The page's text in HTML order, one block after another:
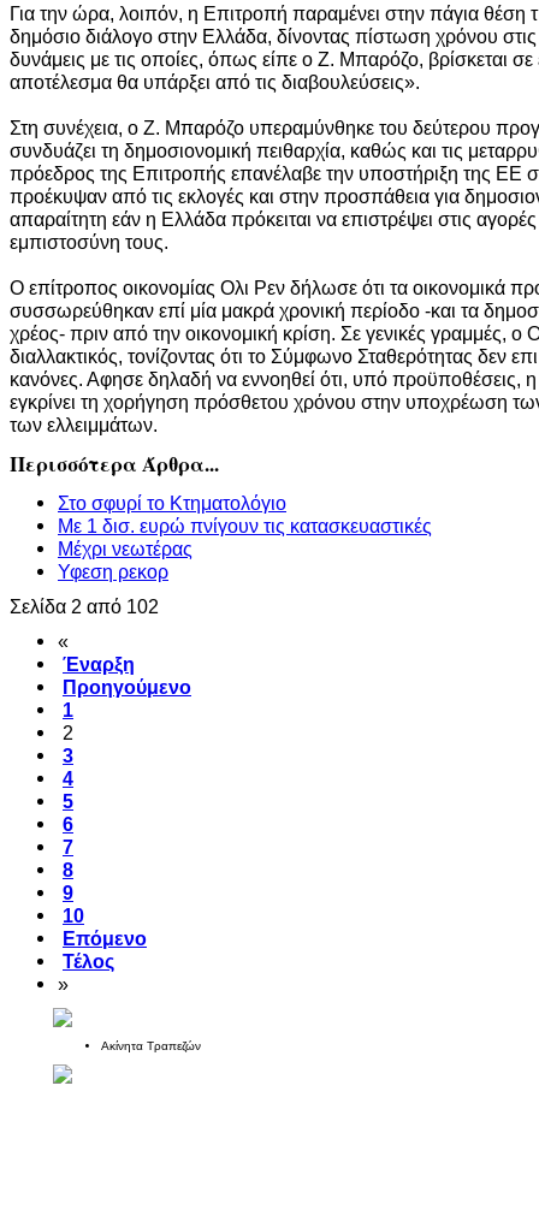
Για την ώρα, λοιπόν, η Επιτροπή παραμένει στην πάγια θέση
δημόσιο διάλογο στην Ελλάδα, δίνοντας πίστωση χρόνου στις
δυνάμεις με τις οποίες, όπως είπε ο Ζ. Μπαρόζο, βρίσκεται
αποτέλεσμα θα υπάρξει από τις διαβουλεύσεις».
Στη συνέχεια, ο Ζ. Μπαρόζο υπεραμύνθηκε του δεύτερου
συνδυάζει τη δημοσιονομική πειθαρχία, καθώς και τις
πρόεδρος της Επιτροπής επανέλαβε την υποστήριξη της ΕΕ
προέκυψαν από τις εκλογές και στην προσπάθεια για
απαραίτητη εάν η Ελλάδα πρόκειται να επιστρέψει στις
εμπιστοσύνη τους.
Ο επίτροπος οικονομίας Ολι Ρεν δήλωσε ότι τα οικονομικά
συσσωρεύθηκαν επί μία μακρά χρονική περίοδο -και τα
χρέος- πριν από την οικονομική κρίση. Σε γενικές γραμμές, ο
διαλλακτικός, τονίζοντας ότι το Σύμφωνο Σταθερότητας δεν
κανόνες. Αφησε δηλαδή να εννοηθεί ότι, υπό
εγκρίνει τη χορήγηση πρόσθετου χρόνου στην υποχρέωση
των ελλειμμάτων.
Περισσότερα Άρθρα...
Στο σφυρί το Κτηματολόγιο
Με 1 δισ. ευρώ πνίγουν τις κατασκευαστικές
Mέχρι νεωτέρας
Υφεση ρεκορ
Σελίδα 2 από 102
«
Έναρξη
Προηγούμενο
1
2
3
4
5
6
7
8
9
10
Επόμενο
Τέλος
»
Ακίνητα Τραπεζών